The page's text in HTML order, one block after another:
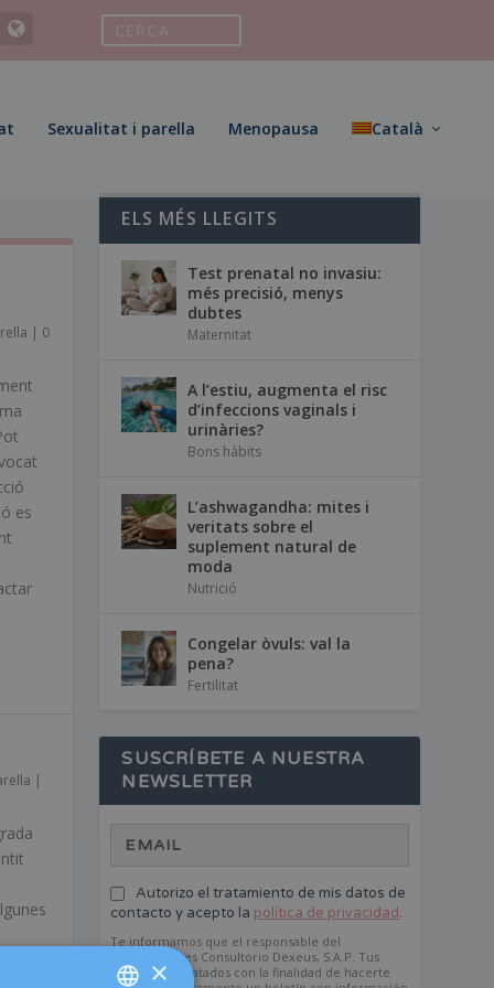
Sexualitat i parella Menopausa Català
| 0
es
|
ELS MÉS LLEGITS
Test prenatal no invasiu:
més precisió, menys
dubtes
Maternitat
A l’estiu, augmenta el risc
d’infeccions vaginals i
urinàries?
Bons hàbits
L’ashwagandha: mites i
veritats sobre el
suplement natural de
moda
Nutrició
Congelar òvuls: val la
pena?
Fertilitat
SUSCRÍBETE A NUESTRA
NEWSLETTER
Autorizo el tratamiento de mis datos de
contacto y acepto la política de privacidad.
Te informamos que el responsable del
tratamiento es Consultorio Dexeus, S.A.P. Tus
datos serán tratados con la finalidad de hacerte
×